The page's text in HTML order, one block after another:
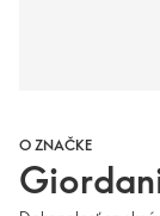
O ZNAČKE